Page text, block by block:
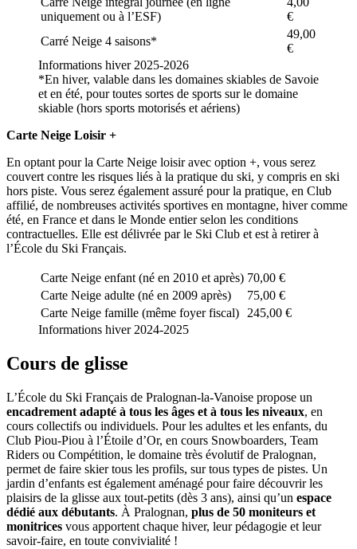
uniquement ou à l’ESF)
€
Carré Neige 4 saisons*
49,00
€
Informations hiver 2025-2026
*En hiver, valable dans les domaines skiables de Savoie
et en été, pour toutes sortes de sports sur le domaine
skiable (hors sports motorisés et aériens)
Carte Neige Loisir +
En optant pour la Carte Neige loisir avec option +, vous serez
couvert contre les risques liés à la pratique du ski, y compris en ski
hors piste. Vous serez également assuré pour la pratique, en Club
affilié, de nombreuses activités sportives en montagne, hiver comme
été, en France et dans le Monde entier selon les conditions
contractuelles. Elle est délivrée par le Ski Club et est à retirer à
l’École du Ski Français.
Carte Neige enfant (né en 2010 et après) 70,00 €
Carte Neige adulte (né en 2009 après)
75,00 €
Carte Neige famille (même foyer fiscal)
245,00 €
Informations hiver 2024-2025
Cours de glisse
L’École du Ski Français de Pralognan-la-Vanoise propose un
encadrement adapté à tous les âges et à tous les niveaux, en
cours collectifs ou individuels. Pour les adultes et les enfants, du
Club Piou-Piou à l’Étoile d’Or, en cours Snowboarders, Team
Riders ou Compétition, le domaine très évolutif de Pralognan,
permet de faire skier tous les profils, sur tous types de pistes. Un
jardin d’enfants est également aménagé pour faire découvrir les
plaisirs de la glisse aux tout-petits (dès 3 ans), ainsi qu’un espace
dédié aux débutants. À Pralognan, plus de 50 moniteurs et
monitrices vous apportent chaque hiver, leur pédagogie et leur
savoir-faire, en toute convivialité !